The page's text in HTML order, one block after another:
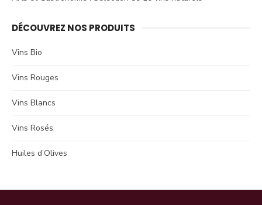
DÉCOUVREZ NOS PRODUITS
Vins Bio
Vins Rouges
Vins Blancs
Vins Rosés
Huiles d’Olives